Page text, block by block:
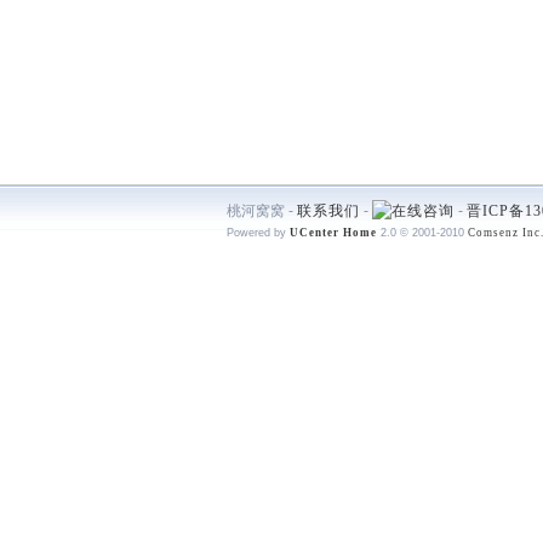
桃河窝窝 - 联系我们 - - 晋ICP备
Powered by UCenter Home 2.0 © 2001-2010 Comsenz Inc.